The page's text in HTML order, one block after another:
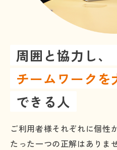
周囲と協力し、
チームワークを
できる人
ご利用者様それぞれに個性
たった一つの正解はありま